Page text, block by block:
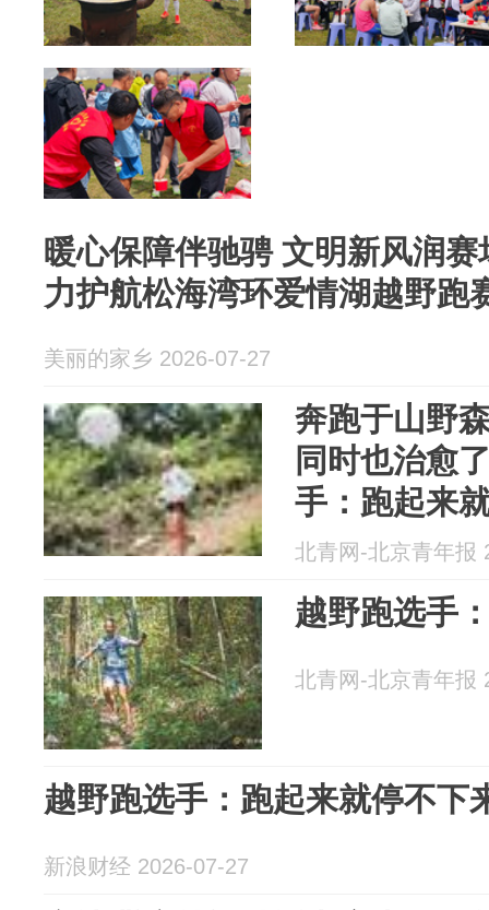
暖心保障伴驰骋 文明新风润
力护航松海湾环爱情湖越野跑
美丽的家乡 2026-07-27
奔跑于山野
同时也治愈
手：跑起来
北青网-北京青年报
越野跑选手
北青网-北京青年报
越野跑选手：跑起来就停不下
新浪财经 2026-07-27